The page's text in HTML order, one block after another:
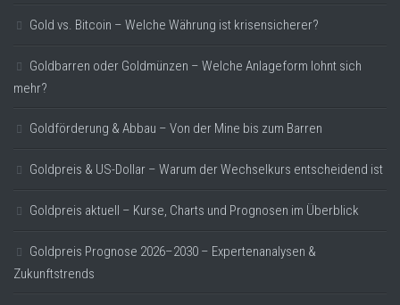
Gold vs. Bitcoin – Welche Währung ist krisensicherer?
Goldbarren oder Goldmünzen – Welche Anlageform lohnt sich
mehr?
Goldförderung & Abbau – Von der Mine bis zum Barren
Goldpreis & US-Dollar – Warum der Wechselkurs entscheidend ist
Goldpreis aktuell – Kurse, Charts und Prognosen im Überblick
Goldpreis Prognose 2026–2030 – Expertenanalysen &
Zukunftstrends